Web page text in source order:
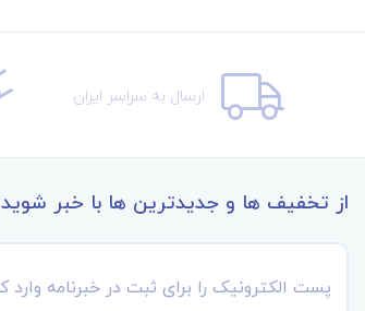
ارسال به سراسر ایران
از تخفیف ها و جدیدترین ها با خبر شوید